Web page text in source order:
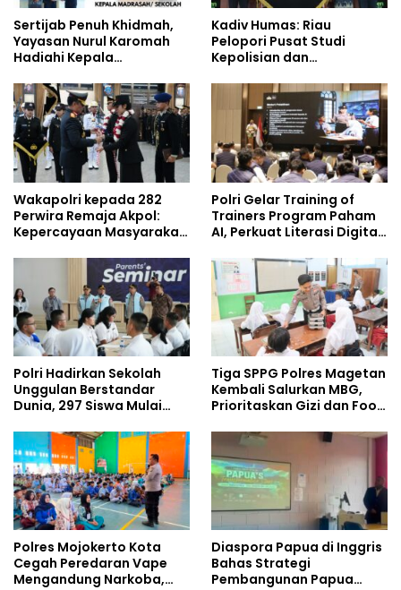
Sertijab Penuh Khidmah,
Yayasan Nurul Karomah
Hadiahi Kepala
Umrah
Kadiv Humas: Riau
Pelopori Pusat Studi
Kepolisian dan
Policing Masuki Babak
Wakapolri kepada 282
Perwira Remaja Akpol:
Kepercayaan Masyarakat
Polri Gelar Training of
Trainers Program Paham
AI, Perkuat Literasi Digital
Polri Hadirkan Sekolah
Unggulan Berstandar
Dunia, 297 Siswa Mulai
Tiga SPPG Polres Magetan
Kembali Salurkan MBG,
Prioritaskan Gizi dan Food
Polres Mojokerto Kota
Cegah Peredaran Vape
Mengandung Narkoba,
Diaspora Papua di Inggris
Bahas Strategi
Pembangunan Papua